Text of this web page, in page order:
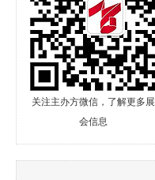
关注主办方微信，了解更多展
会信息